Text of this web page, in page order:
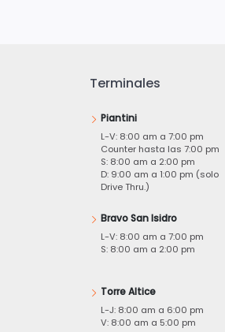
Terminales
Piantini
L-V: 8:00 am a 7:00 pm
Counter hasta las 7:00 pm
S: 8:00 am a 2:00 pm
D: 9:00 am a 1:00 pm (solo
Drive Thru.)
Bravo San Isidro
L-V: 8:00 am a 7:00 pm
S: 8:00 am a 2:00 pm
Torre Altice
L-J: 8:00 am a 6:00 pm
V: 8:00 am a 5:00 pm